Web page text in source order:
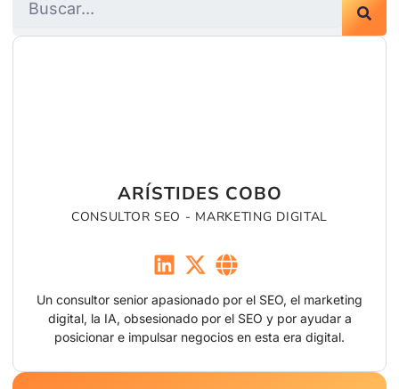
ARÍSTIDES COBO
CONSULTOR SEO - MARKETING DIGITAL
Un consultor senior apasionado por el SEO, el marketing
digital, la IA, obsesionado por el SEO y por ayudar a
posicionar e impulsar negocios en esta era digital.